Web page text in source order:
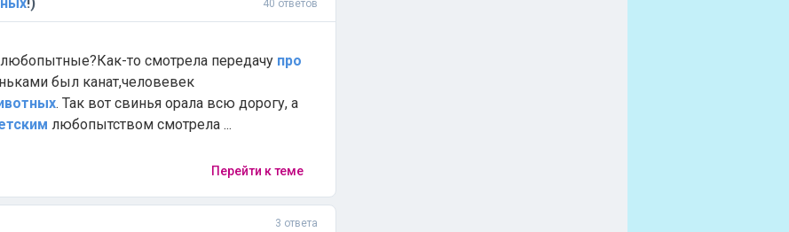
40 ответов
то смотрела передачу про
был канат,человевек
. Так вот свинья орала всю дорогу, а
любопытством смотрела ...
Перейти к теме
3 ответа